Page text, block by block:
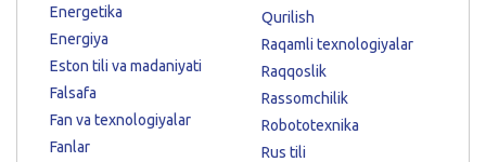
Energetika
Energiya
Eston tili va madaniyati
Falsafa
Fan va texnologiyalar
Fanlar
Qurilish
Raqamli texnologiyalar
Raqqoslik
Rassomchilik
Robototexnika
Rus tili